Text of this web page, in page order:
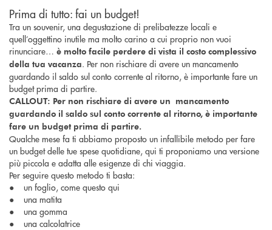
Prima di tutto: fai un budget!
Tra un souvenir, una degustazione di prelibatezze locali e
quell’oggettino inutile ma molto carino a cui proprio non vuoi
rinunciare… è molto facile perdere di vista il costo complessivo
della tua vacanza. Per non rischiare di avere un mancamento
guardando il saldo sul conto corrente al ritorno, è importante fare un
budget prima di partire.
CALLOUT: Per non rischiare di avere un mancamento
guardando il saldo sul conto corrente al ritorno, è importante
fare un budget prima di partire.
Qualche mese fa ti abbiamo proposto un infallibile metodo per fare
un budget delle tue spese quotidiane, qui ti proponiamo una versione
più piccola e adatta alle esigenze di chi viaggia.
Per seguire questo metodo ti basta:
● un foglio, come questo qui
● una matita
● una gomma
● una calcolatrice